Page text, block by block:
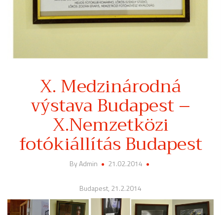
X. Medzinárodná
výstava Budapest –
X.Nemzetközi
fotókiállítás Budapest
By Admin 21.02.2014
Budapest, 21.2.2014